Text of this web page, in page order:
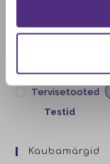
Tervisetooted
Testid
Kaubamärgid